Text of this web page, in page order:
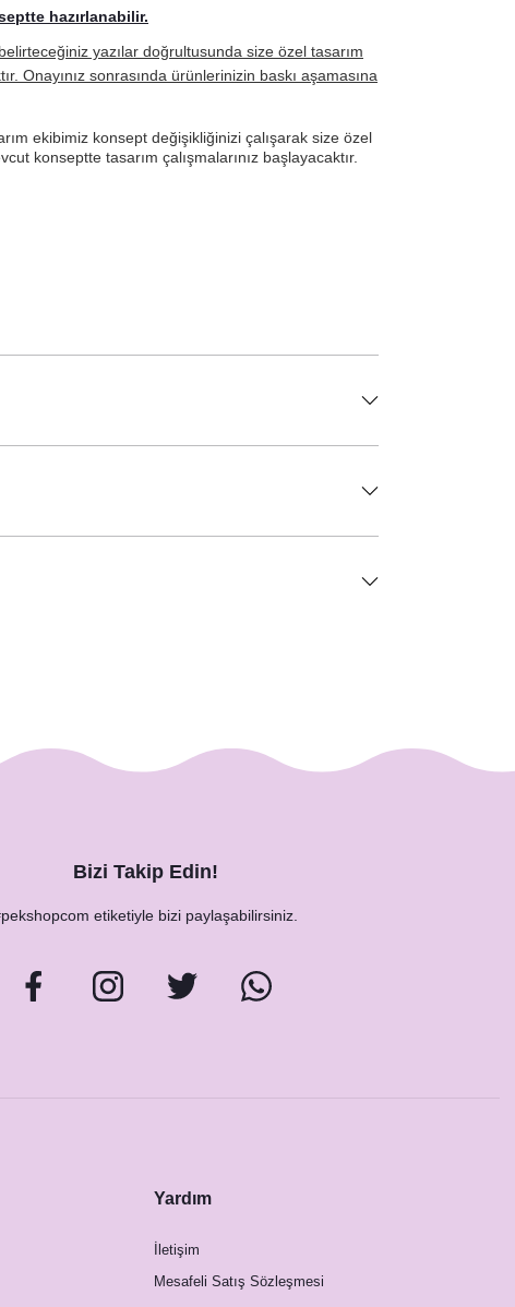
hazırlanabilir.
yazılar doğrultusunda size özel tasarım
Onayınız sonrasında ürünlerinizin baskı aşamasına
ekibimiz konsept değişikliğinizi çalışarak size özel
konseptte tasarım çalışmalarınız başlayacaktır.
Bizi Takip Edin!
etiketiyle bizi paylaşabilirsiniz.
Yardım
İletişim
Mesafeli Satış Sözleşmesi